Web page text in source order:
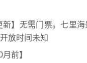
无需门票。七里海
放时间未知
前】